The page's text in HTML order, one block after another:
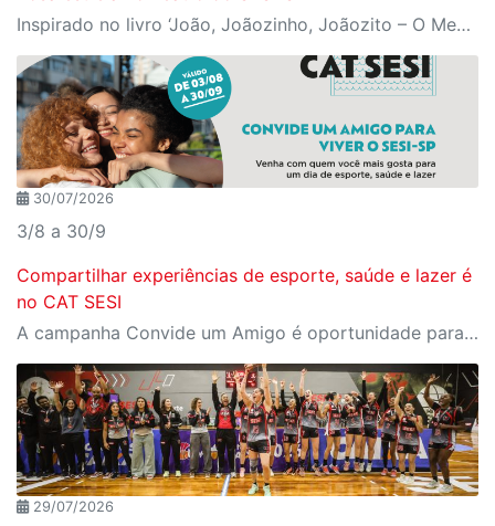
Inspirado no livro ‘João, Joãozinho, Joãozito – O Menino Encantado’, de Claudio Fragata, com direção e dramaturgia de Márcio Araújo, espetáculo acompanha os primeiros anos de vida do escritor mineiro e transforma sua infância em uma celebração da imaginação, da leitura e da cultura popular brasileira
30/07/2026
3/8 a 30/9
Compartilhar experiências de esporte, saúde e lazer é
no CAT SESI
A campanha Convide um Amigo é oportunidade para reunir amigos para aproveitar juntos toda estrutura da unidade SESI-SP mais próxima. Os benefícios para clientes e convidados estão no regulamento
29/07/2026